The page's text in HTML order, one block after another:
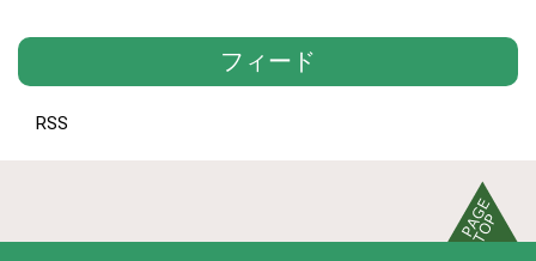
フィード
RSS